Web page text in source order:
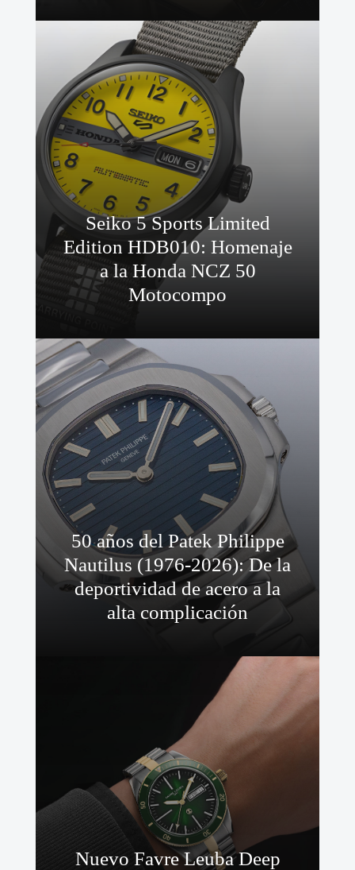
Seiko 5 Sports Limited
Edition HDB010: Homenaje
a la Honda NCZ 50
Motocompo
50 años del Patek Philippe
Nautilus (1976-2026): De la
deportividad de acero a la
alta complicación
Nuevo Favre Leuba Deep